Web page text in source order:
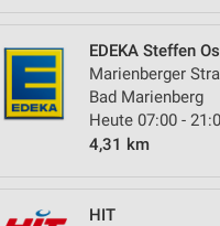
EDEKA Steffen
Marienberger
Bad Marienberg
Heute 07:00 -
4,31 km
HIT